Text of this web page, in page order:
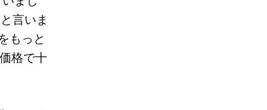
言いま
もっと
格で十